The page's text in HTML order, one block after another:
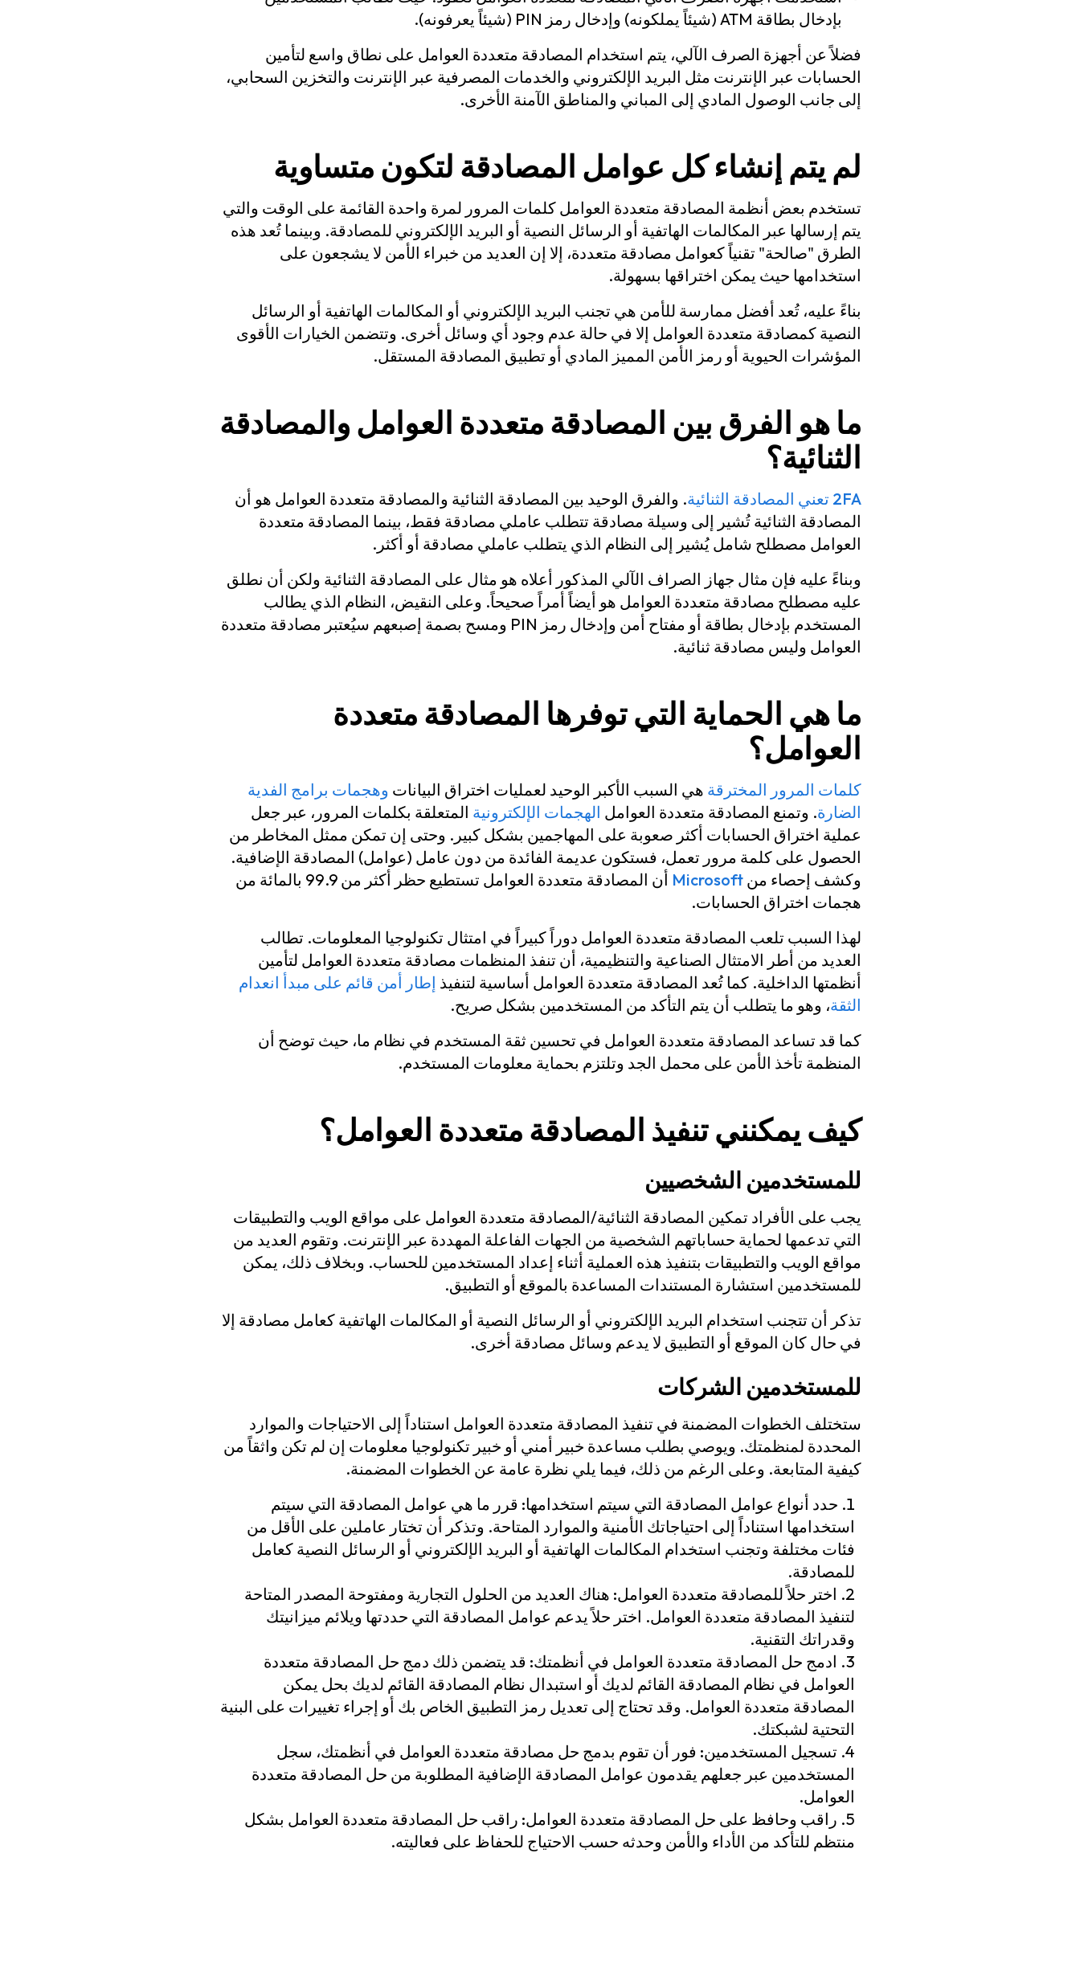
بإدخال بطاقة ATM (شيئاً يملكونه) وإدخال رمز PIN (شيئاً يعرفونه).
فضلاً عن أجهزة الصرف الآلي، يتم استخدام المصادقة متعددة العوامل على نطاق واسع لتأمين
الحسابات عبر الإنترنت مثل البريد الإلكتروني والخدمات المصرفية عبر الإنترنت والتخزين السحابي،
إلى جانب الوصول المادي إلى المباني والمناطق الآمنة الأخرى.
لم يتم إنشاء كل عوامل المصادقة لتكون متساوية
تستخدم بعض أنظمة المصادقة متعددة العوامل كلمات المرور لمرة واحدة القائمة على الوقت والتي
يتم إرسالها عبر المكالمات الهاتفية أو الرسائل النصية أو البريد الإلكتروني للمصادقة. وبينما تُعد هذه
الطرق "صالحة" تقنياً كعوامل مصادقة متعددة، إلا إن العديد من خبراء الأمن لا يشجعون على
استخدامها حيث يمكن اختراقها بسهولة.
بناءً عليه، تُعد أفضل ممارسة للأمن هي تجنب البريد الإلكتروني أو المكالمات الهاتفية أو الرسائل
النصية كمصادقة متعددة العوامل إلا في حالة عدم وجود أي وسائل أخرى. وتتضمن الخيارات الأقوى
المؤشرات الحيوية أو رمز الأمن المميز المادي أو تطبيق المصادقة المستقل.
ما هو الفرق بين المصادقة متعددة العوامل والمصادقة
الثنائية؟
2FA تعني المصادقة الثنائية
. والفرق الوحيد بين المصادقة الثنائية والمصادقة متعددة العوامل هو أن
المصادقة الثنائية تُشير إلى وسيلة مصادقة تتطلب عاملي مصادقة فقط، بينما المصادقة متعددة
العوامل مصطلح شامل يُشير إلى النظام الذي يتطلب عاملي مصادقة أو أكثر.
وبناءً عليه فإن مثال جهاز الصراف الآلي المذكور أعلاه هو مثال على المصادقة الثنائية ولكن أن نطلق
عليه مصطلح مصادقة متعددة العوامل هو أيضاً أمراً صحيحاً. وعلى النقيض، النظام الذي يطالب
المستخدم بإدخال بطاقة أو مفتاح أمن وإدخال رمز PIN ومسح بصمة إصبعهم سيُعتبر مصادقة متعددة
العوامل وليس مصادقة ثنائية.
ما هي الحماية التي توفرها المصادقة متعددة
العوامل؟
كلمات المرور المخترقة هي السبب الأكبر الوحيد لعمليات اختراق البيانات وهجمات برامج الفدية
الضارة. وتمنع المصادقة متعددة العوامل الهجمات الإلكترونية المتعلقة بكلمات المرور، عبر جعل
عملية اختراق الحسابات أكثر صعوبة على المهاجمين بشكل كبير. وحتى إن تمكن ممثل المخاطر من
الحصول على كلمة مرور تعمل، فستكون عديمة الفائدة من دون عامل (عوامل) المصادقة الإضافية.
وكشف إحصاء من Microsoft
أن المصادقة متعددة العوامل تستطيع حظر أكثر من 99.9 بالمائة من
هجمات اختراق الحسابات.
لهذا السبب تلعب المصادقة متعددة العوامل دوراً كبيراً في امتثال تكنولوجيا المعلومات. تطالب
العديد من أطر الامتثال الصناعية والتنظيمية، أن تنفذ المنظمات مصادقة متعددة العوامل لتأمين
أنظمتها الداخلية. كما تُعد المصادقة متعددة العوامل أساسية لتنفيذ إطار أمن قائم على مبدأ انعدام
الثقة، وهو ما يتطلب أن يتم التأكد من المستخدمين بشكل صريح.
كما قد تساعد المصادقة متعددة العوامل في تحسين ثقة المستخدم في نظام ما، حيث توضح أن
المنظمة تأخذ الأمن على محمل الجد وتلتزم بحماية معلومات المستخدم.
كيف يمكنني تنفيذ المصادقة متعددة العوامل؟
للمستخدمين الشخصيين
يجب على الأفراد تمكين المصادقة الثنائية/المصادقة متعددة العوامل على مواقع الويب والتطبيقات
التي تدعمها لحماية حساباتهم الشخصية من الجهات الفاعلة المهددة عبر الإنترنت. وتقوم العديد من
مواقع الويب والتطبيقات بتنفيذ هذه العملية أثناء إعداد المستخدمين للحساب. وبخلاف ذلك، يمكن
للمستخدمين استشارة المستندات المساعدة بالموقع أو التطبيق.
تذكر أن تتجنب استخدام البريد الإلكتروني أو الرسائل النصية أو المكالمات الهاتفية كعامل مصادقة إلا
في حال كان الموقع أو التطبيق لا يدعم وسائل مصادقة أخرى.
للمستخدمين الشركات
ستختلف الخطوات المضمنة في تنفيذ المصادقة متعددة العوامل استناداً إلى الاحتياجات والموارد
المحددة لمنظمتك. ويوصي بطلب مساعدة خبير أمني أو خبير تكنولوجيا معلومات إن لم تكن واثقاً من
كيفية المتابعة. وعلى الرغم من ذلك، فيما يلي نظرة عامة عن الخطوات المضمنة.
حدد أنواع عوامل المصادقة التي سيتم استخدامها: قرر ما هي عوامل المصادقة التي سيتم
استخدامها استناداً إلى احتياجاتك الأمنية والموارد المتاحة. وتذكر أن تختار عاملين على الأقل من
فئات مختلفة وتجنب استخدام المكالمات الهاتفية أو البريد الإلكتروني أو الرسائل النصية كعامل
للمصادقة.
اختر حلاً للمصادقة متعددة العوامل: هناك العديد من الحلول التجارية ومفتوحة المصدر المتاحة
لتنفيذ المصادقة متعددة العوامل. اختر حلاً يدعم عوامل المصادقة التي حددتها ويلائم ميزانيتك
وقدراتك التقنية.
ادمج حل المصادقة متعددة العوامل في أنظمتك: قد يتضمن ذلك دمج حل المصادقة متعددة
العوامل في نظام المصادقة القائم لديك أو استبدال نظام المصادقة القائم لديك بحل يمكن
المصادقة متعددة العوامل. وقد تحتاج إلى تعديل رمز التطبيق الخاص بك أو إجراء تغييرات على البنية
التحتية لشبكتك.
تسجيل المستخدمين: فور أن تقوم بدمج حل مصادقة متعددة العوامل في أنظمتك، سجل
المستخدمين عبر جعلهم يقدمون عوامل المصادقة الإضافية المطلوبة من حل المصادقة متعددة
العوامل.
راقب وحافظ على حل المصادقة متعددة العوامل: راقب حل المصادقة متعددة العوامل بشكل
منتظم للتأكد من الأداء والأمن وحدثه حسب الاحتياج للحفاظ على فعاليته.